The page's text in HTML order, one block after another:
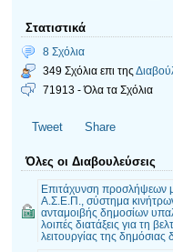
Στατιστικά
8 Σχόλια
349 Σχόλια επι της
71913 - Όλα τα Σχόλια
Tweet Share
Όλες οι Διαβουλεύσεις
Επιτάχυνση προσλήψεων
Α.Σ.Ε.Π., σύστημα
ανταμοιβής δημοσίων
λοιπές διατάξεις για τη
λειτουργίας της δημόσιας